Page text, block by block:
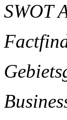
SWOT